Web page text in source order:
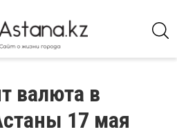
валюта в
17 мая